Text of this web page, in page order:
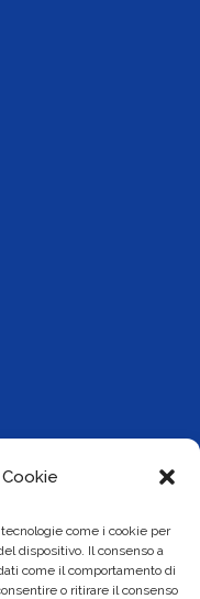
come i cookie per
dispositivo. Il consenso a
come il comportamento di
o ritirare il consenso